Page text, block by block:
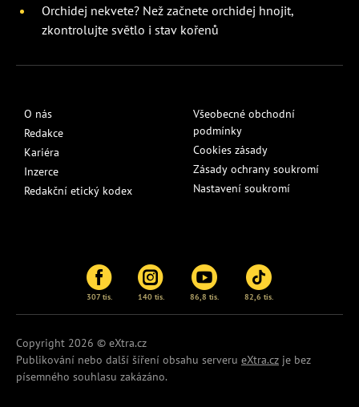
Orchidej nekvete? Než začnete orchidej hnojit,
zkontrolujte světlo i stav kořenů
O nás
Redakce
Kariéra
Inzerce
Redakční etický kodex
Všeobecné obchodní
podmínky
Cookies zásady
Zásady ochrany soukromí
Nastavení soukromí
307 tis. 140 tis. 86,8 tis. 82,6 tis.
Copyright 2026 © eXtra.cz
Publikování nebo další šíření obsahu serveru eXtra.cz je bez
písemného souhlasu zakázáno.